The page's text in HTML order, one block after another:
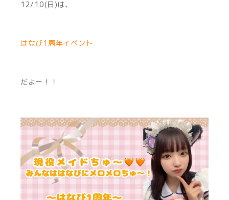
12/10(日)は、
はなび1周年イベント
だよー！！